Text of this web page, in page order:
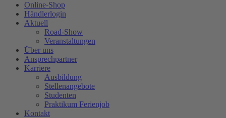
Online-Shop
Händlerlogin
Aktuell
Road-Show
Veranstaltungen
Über uns
Ansprechpartner
Karriere
Ausbildung
Stellenangebote
Studenten
Praktikum Ferienjob
Kontakt